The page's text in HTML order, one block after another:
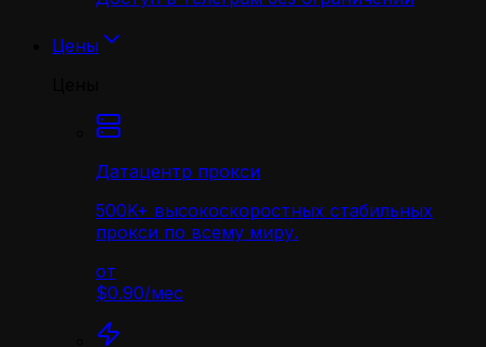
Цены
Датацентр прокси
500K+ высокоскоростных стабильных
прокси по всему миру.
от
$0.90/мес